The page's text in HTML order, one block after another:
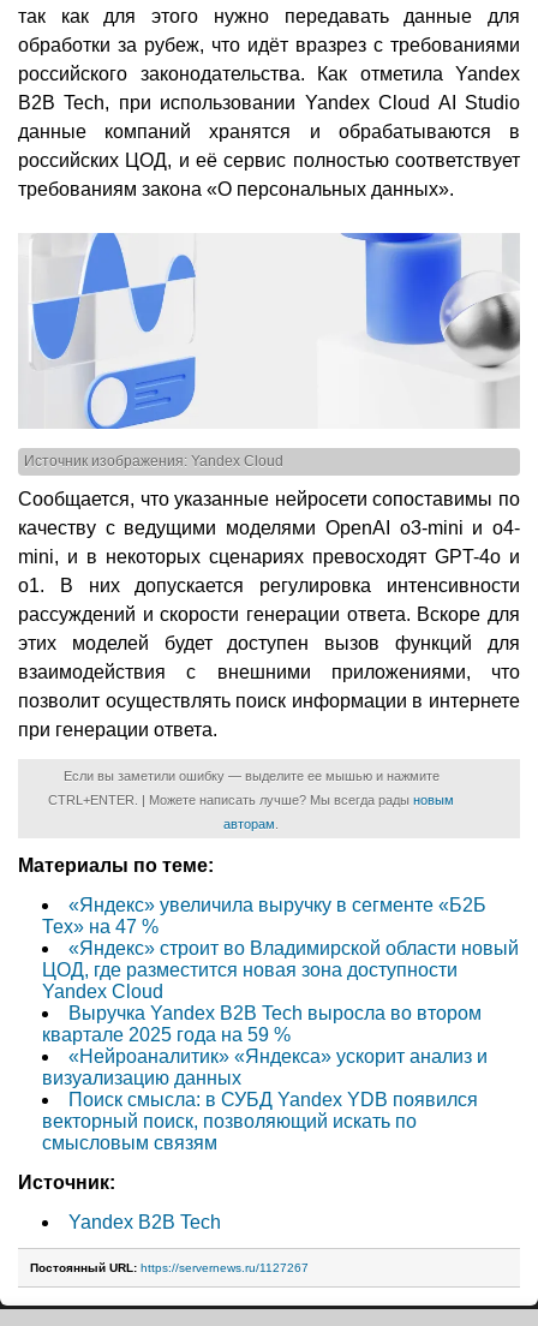
так как для этого нужно передавать данные для
обработки за рубеж, что идёт вразрез с требованиями
российского законодательства. Как отметила Yandex
B2B Tech, при использовании Yandex Cloud AI Studio
данные компаний хранятся и обрабатываются в
российских ЦОД, и её сервис полностью соответствует
требованиям закона «О персональных данных».
Источник изображения: Yandex Cloud
Сообщается, что указанные нейросети сопоставимы по
качеству с ведущими моделями OpenAI o3-mini и o4-
mini, и в некоторых сценариях превосходят GPT-4o и
o1. В них допускается регулировка интенсивности
рассуждений и скорости генерации ответа. Вскоре для
этих моделей будет доступен вызов функций для
взаимодействия с внешними приложениями, что
позволит осуществлять поиск информации в интернете
при генерации ответа.
Если вы заметили ошибку — выделите ее мышью и нажмите
CTRL+ENTER. | Можете написать лучше? Мы всегда рады новым
авторам.
Материалы по теме:
«Яндекс» увеличила выручку в сегменте «Б2Б
Тех» на 47 %
«Яндекс» строит во Владимирской области новый
ЦОД, где разместится новая зона доступности
Yandex Cloud
Выручка Yandex B2B Tech выросла во втором
квартале 2025 года на 59 %
«Нейроаналитик» «Яндекса» ускорит анализ и
визуализацию данных
Поиск смысла: в СУБД Yandex YDB появился
векторный поиск, позволяющий искать по
смысловым связям
Источник:
Yandex B2B Tech
Постоянный URL: https://servernews.ru/1127267